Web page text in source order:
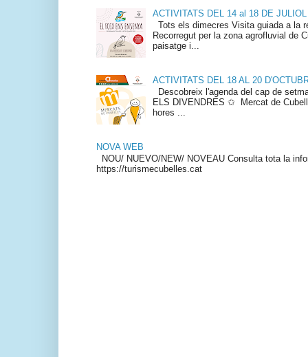
ACTIVITATS DEL 14 al 18 DE JULIOL
Tots els dimecres Visita guiada a la
Recorregut per la zona agrofluvial de
paisatge i...
ACTIVITATS DEL 18 AL 20
Descobreix l'agenda del cap de
ELS DIVENDRES ✩ Mercat de
hores ...
NOVA WEB
NOU/ NUEVO/NEW/ NOVEAU Consulta tota la
https://turismecubelles.cat